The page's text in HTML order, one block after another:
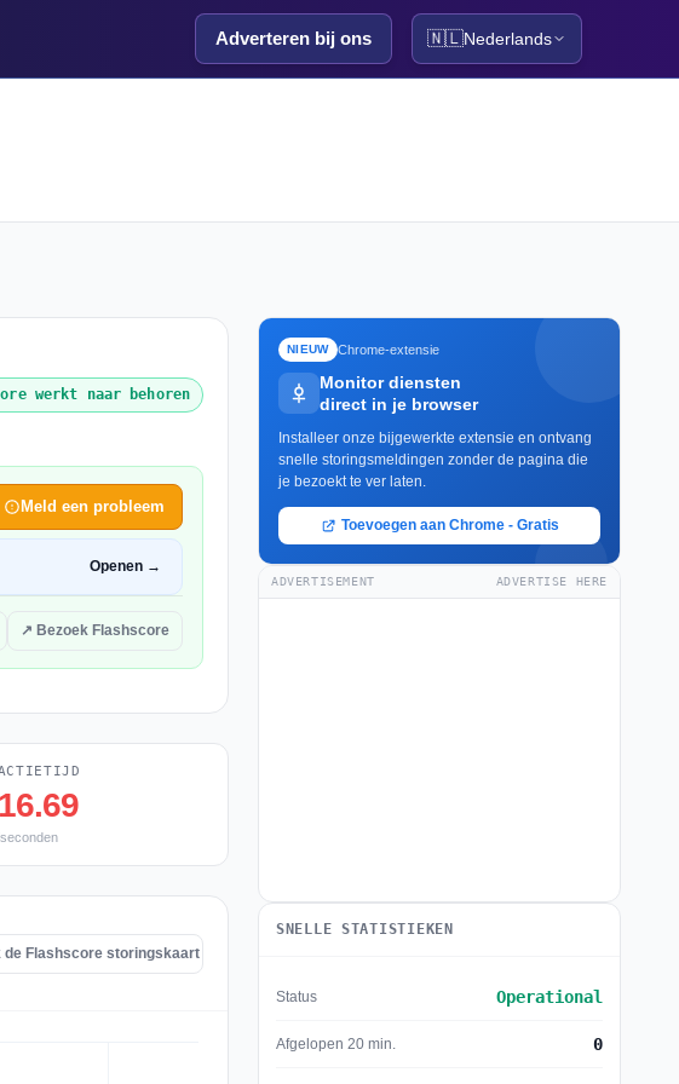
Adverteren bij ons 🇳🇱Nederlands
werkt naar behoren
Meld een probleem
Openen →
↗ Bezoek Flashscore
de Flashscore storingskaart
NIEUW Chrome-extensie
Monitor diensten
direct in je browser
Installeer onze bijgewerkte extensie en ontvang
snelle storingsmeldingen zonder de pagina die
je bezoekt te ver laten.
Toevoegen aan Chrome - Gratis
ADVERTISEMENT ADVERTISE HERE
SNELLE STATISTIEKEN
Status Operational
Afgelopen 20 min. 0